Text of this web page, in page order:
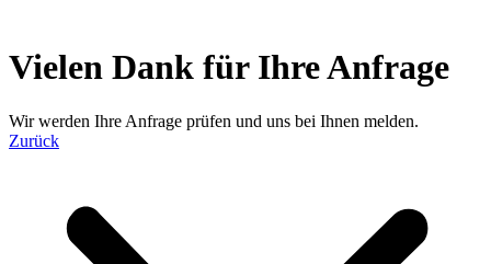
Vielen Dank für Ihre Anfrage
Wir werden Ihre Anfrage prüfen und uns bei Ihnen melden.
Zurück